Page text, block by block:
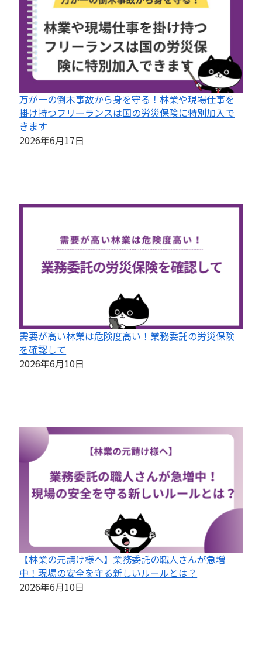
万が一の倒木事故から身を守る！林業や現場仕事を
掛け持つフリーランスは国の労災保険に特別加入で
きます
2026年6月17日
需要が高い林業は危険度高い！業務委託の労災保険
を確認して
2026年6月10日
【林業の元請け様へ】業務委託の職人さんが急増
中！現場の安全を守る新しいルールとは？
2026年6月10日